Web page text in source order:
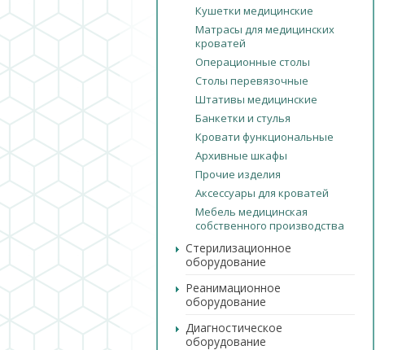
Кушетки медицинские
Матрасы для медицинских
кроватей
Операционные столы
Столы перевязочные
Штативы медицинские
Банкетки и стулья
Кровати функциональные
Архивные шкафы
Прочие изделия
Аксессуары для кроватей
Мебель медицинская
собственного производства
Стерилизационное
оборудование
Реанимационное
оборудование
Диагностическое
оборудование